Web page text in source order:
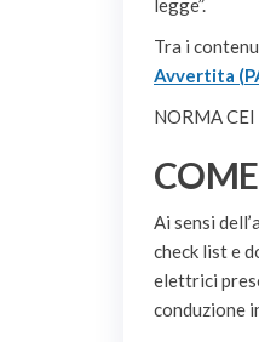
legge”.
Tra i
Avvertita
NORMA CEI
Ai sensi
check list e
elettrici
conduzione